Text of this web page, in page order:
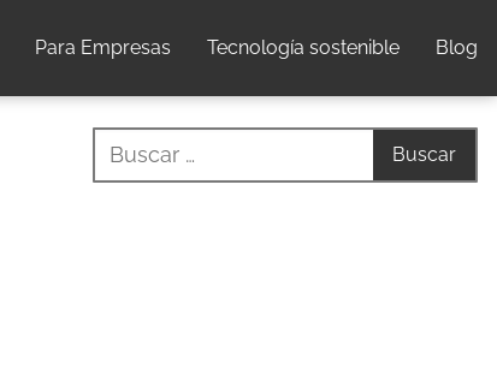
Para Empresas Tecnología sostenible Blog